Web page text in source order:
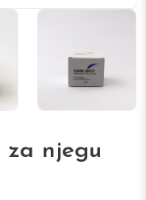
za njegu